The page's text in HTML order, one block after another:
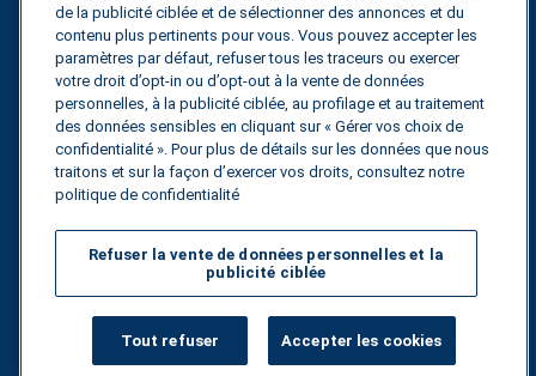
Calculateur d'optimisation des transports
Suivi des tarifs
Contactez nous
Tous droits réservés.
Politique de
confidentialité
de la publicité ciblée et de sélectionner des annonces et du
contenu plus pertinents pour vous. Vous pouvez accepter les
paramètres par défaut, refuser tous les traceurs ou exercer
votre droit d’opt-in ou d’opt-out à la vente de données
personnelles, à la publicité ciblée, au profilage et au traitement
des données sensibles en cliquant sur « Gérer vos choix de
confidentialité ». Pour plus de détails sur les données que nous
traitons et sur la façon d’exercer vos droits, consultez notre
politique de confidentialité
Refuser la vente de données personnelles et la
publicité ciblée
Tout refuser Accepter les cookies